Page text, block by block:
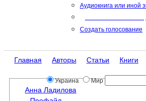
Аудиокнига или иной
Создать голосование
Украина Мир
Главная Авторы Статьи Книги
Анна Ладилова